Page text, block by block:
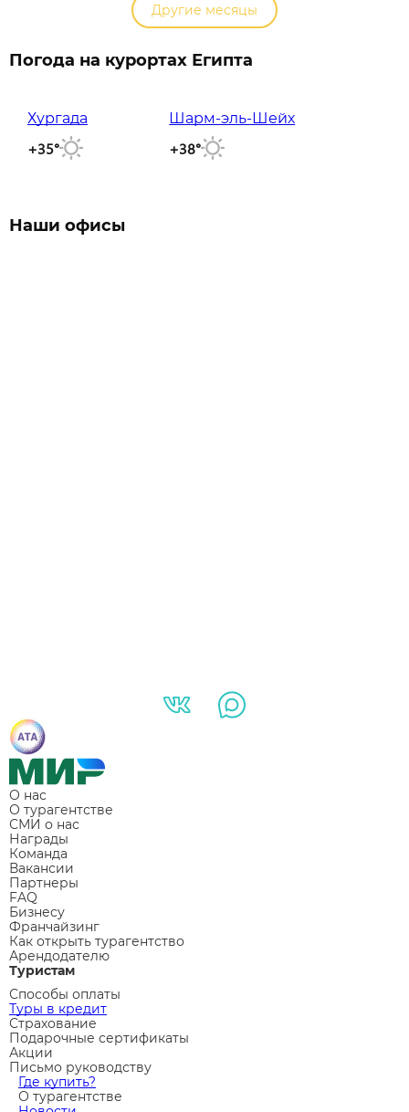
Другие месяцы
Погода на курортах Египта
Хургада
+35°
Шарм-эль-Шейх
+38°
Наши офисы
О нас
О турагентстве
СМИ о нас
Награды
Команда
Вакансии
Партнеры
FAQ
Бизнесу
Франчайзинг
Как открыть турагентство
Арендодателю
Туристам
Способы оплаты
Туры в кредит
Страхование
Подарочные сертификаты
Акции
Письмо руководству
Где купить?
О турагентстве